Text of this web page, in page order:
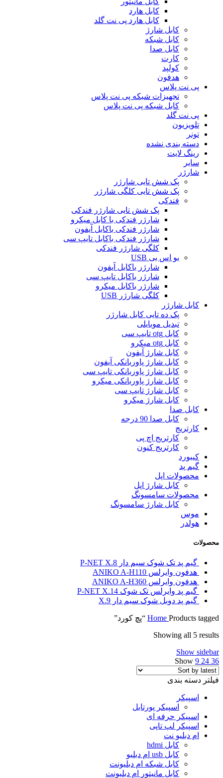
کابل هارد
کابل هارد پی نت گلد
کابل شارژ
کابل شبکه
کابل صدا
کارت
کولپد
هدفون
پی نت پلاس
تجهیزات شبکه پی نت پلاس
کابل شبکه پی نت پلاس
پی نت گلد
تلویزیون
تونر
دسته بندی نشده
رینگ لایت
سایر
شارژر
پک شش تایی شارژر
پک شش تایی کلگی شارژر
فندکی
پک شش تایی شارژر فندکی
شارژر فندکی با کابل میکرو
شارژر فندکی باکابل آیفون
شارژر فندکی باکابل تایپ سی
کلگی شارژر فندکی
یو اس بی USB
شارژر باکابل آیفون
شارژر باکابل تایپ سی
شارژر باکابل میکرو
کلگی شارژر USB
کابل شارژر
پک ده تایی کابل شارژر
تبدیل موبایلی
کابل otg تایپ سی
کابل otg میکرو
کابل شارژ آیفون
کابل شارژ پاوربانکی آیفون
کابل شارژ پاوربانکی تایپ سی
کابل شارژ پاوربانکی میکرو
کابل شارژ تایپ سی
کابل شارژ میکرو
کابل صدا
کابل صدا 90 درجه
کارتریج
کارتریج اچ پی
کارتریج کنون
کیبورد
گیم پد
محصولات اپل
کابل شارژ اپل
محصولات سامسونگ
کابل شارژ سامسونگ
موس
هولدر
محصولات
گیم پد تک شوک سیم دار P-NET X.8
هدفون وایرلس ANIKO A-H110
هدفون وایرلس ANIKO A-H360
گیم پد وایرلس تک شوک P-NET X.14
گیم پد دوبل شوک سیم دار X.9
Home Products tagged “پچ کورد”
Showing all 5 results
Show sidebar
Show 9 24 36
فیلتر دسته بندی
اسپیکر
اسپیکر پورتابل
اسپیکر حرفه ای
اسپیکر لپ تاپی
ام دبلیو نت
کابل hdmi
کابل usb ام دبلیو
کابل شبکه ام دبلیونت
کابل مانیتور ام دبلیونت